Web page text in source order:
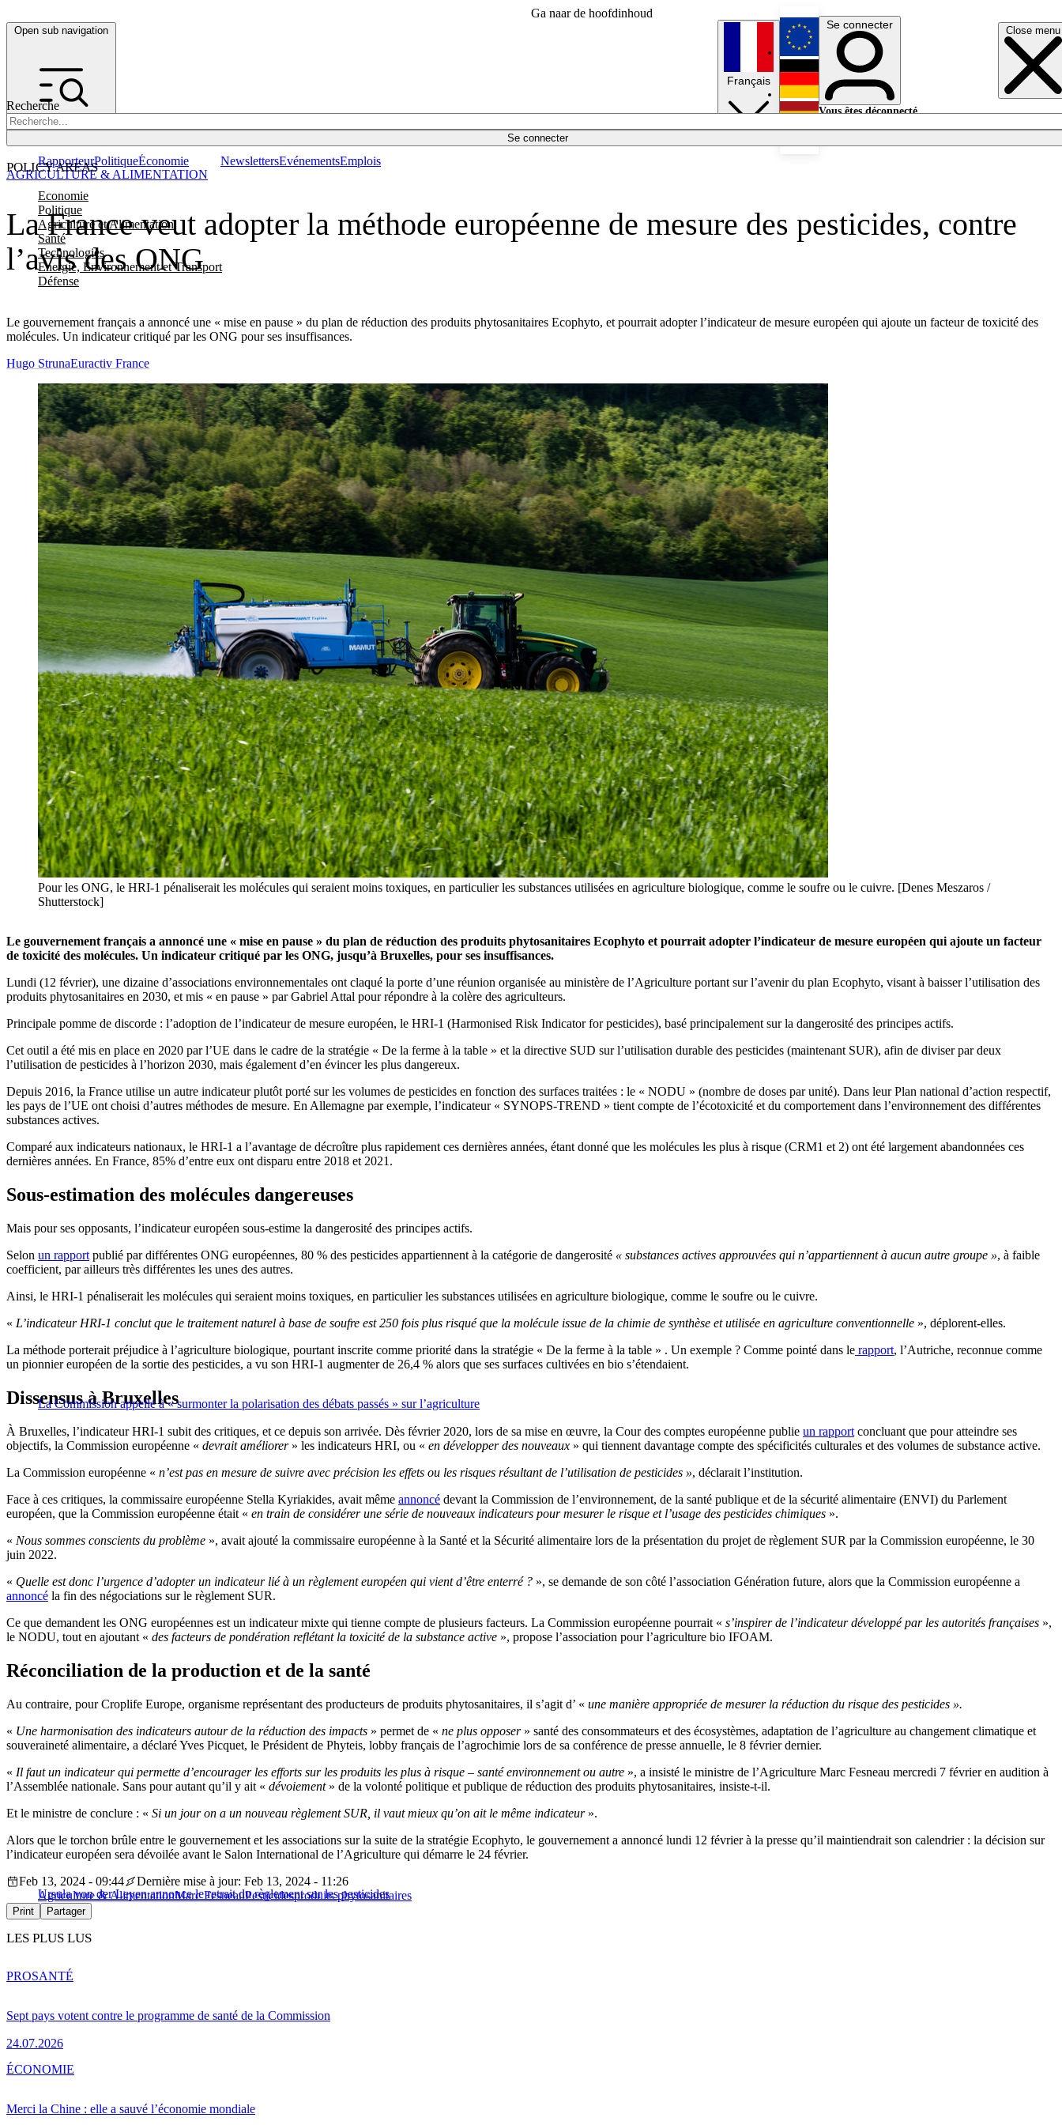
Ga naar de hoofdinhoud
Open sub navigation Close menu
Recherche
Se connecter
POLICY AREAS
Economie
Politique
Agriculture et Alimentation
Santé
Technologies
Energie, Environnement et Transport
Défense
RapporteurPolitiqueÉconomie NewslettersEvénementsEmplois
Français
English
Deutsch
Se connecter
Vous êtes déconnecté.
La France veut adopter la méthode européenne de mesure des pesticides, contre
l’avis des ONG
Le gouvernement français a annoncé une « mise en pause » du plan de réduction des produits phytosanitaires Ecophyto, et pourrait adopter l’indicateur de mesure européen qui ajoute un facteur de toxicité des
molécules. Un indicateur critiqué par les ONG pour ses insuffisances.
AGRICULTURE & ALIMENTATION
Hugo StrunaEuractiv France
Pour les ONG, le HRI-1 pénaliserait les molécules qui seraient moins toxiques, en particulier les substances utilisées en agriculture biologique, comme le soufre ou le cuivre. [Denes Meszaros /
Shutterstock]
Le gouvernement français a annoncé une « mise en pause » du plan de réduction des produits phytosanitaires Ecophyto et pourrait adopter l’indicateur de mesure européen qui ajoute un facteur
de toxicité des molécules. Un indicateur critiqué par les ONG, jusqu’à Bruxelles, pour ses insuffisances.
Lundi (12 février), une dizaine d’associations environnementales ont claqué la porte d’une réunion organisée au ministère de l’Agriculture portant sur l’avenir du plan Ecophyto, visant à baisser l’utilisation des
produits phytosanitaires en 2030, et mis « en pause » par Gabriel Attal pour répondre à la colère des agriculteurs.
Principale pomme de discorde : l’adoption de l’indicateur de mesure européen, le HRI-1 (Harmonised Risk Indicator for pesticides), basé principalement sur la dangerosité des principes actifs.
Cet outil a été mis en place en 2020 par l’UE dans le cadre de la stratégie « De la ferme à la table » et la directive SUD sur l’utilisation durable des pesticides (maintenant SUR), afin de diviser par deux
l’utilisation de pesticides à l’horizon 2030, mais également d’en évincer les plus dangereux.
Depuis 2016, la France utilise un autre indicateur plutôt porté sur les volumes de pesticides en fonction des surfaces traitées : le « NODU » (nombre de doses par unité). Dans leur Plan national d’action respectif,
les pays de l’UE ont choisi d’autres méthodes de mesure. En Allemagne par exemple, l’indicateur « SYNOPS-TREND » tient compte de l’écotoxicité et du comportement dans l’environnement des différentes
substances actives.
Comparé aux indicateurs nationaux, le HRI-1 a l’avantage de décroître plus rapidement ces dernières années, étant donné que les molécules les plus à risque (CRM1 et 2) ont été largement abandonnées ces
dernières années. En France, 85% d’entre eux ont disparu entre 2018 et 2021.
Sous-estimation des molécules dangereuses
Mais pour ses opposants, l’indicateur européen sous-estime la dangerosité des principes actifs.
Selon un rapport publié par différentes ONG européennes, 80 % des pesticides appartiennent à la catégorie de dangerosité « substances actives approuvées qui n’appartiennent à aucun autre groupe », à faible
coefficient, par ailleurs très différentes les unes des autres.
Ainsi, le HRI-1 pénaliserait les molécules qui seraient moins toxiques, en particulier les substances utilisées en agriculture biologique, comme le soufre ou le cuivre.
« L’indicateur HRI-1 conclut que le traitement naturel à base de soufre est 250 fois plus risqué que la molécule issue de la chimie de synthèse et utilisée en agriculture conventionnelle », déplorent-elles.
La méthode porterait préjudice à l’agriculture biologique, pourtant inscrite comme priorité dans la stratégie « De la ferme à la table » . Un exemple ? Comme pointé dans le rapport, l’Autriche, reconnue comme
un pionnier européen de la sortie des pesticides, a vu son HRI-1 augmenter de 26,4 % alors que ses surfaces cultivées en bio s’étendaient.
La Commission appelle à « surmonter la polarisation des débats passés » sur l’agriculture
Dissensus à Bruxelles
À Bruxelles, l’indicateur HRI-1 subit des critiques, et ce depuis son arrivée. Dès février 2020, lors de sa mise en œuvre, la Cour des comptes européenne publie un rapport concluant que pour atteindre ses
objectifs, la Commission européenne « devrait améliorer» les indicateurs HRI, ou « en développer des nouveaux » qui tiennent davantage compte des spécificités culturales et des volumes de substance active.
La Commission européenne « n’est pas en mesure de suivre avec précision les effets ou les risques résultant de l’utilisation de pesticides », déclarait l’institution.
Face à ces critiques, la commissaire européenne Stella Kyriakides, avait même annoncé devant la Commission de l’environnement, de la santé publique et de la sécurité alimentaire (ENVI) du Parlement
européen, que la Commission européenne était « en train de considérer une série de nouveaux indicateurs pour mesurer le risque et l’usage des pesticides chimiques ».
« Nous sommes conscients du problème », avait ajouté la commissaire européenne à la Santé et la Sécurité alimentaire lors de la présentation du projet de règlement SUR par la Commission européenne, le 30
juin 2022.
« Quelle est donc l’urgence d’adopter un indicateur lié à un règlement européen qui vient d’être enterré ? », se demande de son côté l’association Génération future, alors que la Commission européenne a
annoncé la fin des négociations sur le règlement SUR.
Ce que demandent les ONG européennes est un indicateur mixte qui tienne compte de plusieurs facteurs. La Commission européenne pourrait « s’inspirer de l’indicateur développé par les autorités françaises »,
le NODU, tout en ajoutant « des facteurs de pondération reflétant la toxicité de la substance active », propose l’association pour l’agriculture bio IFOAM.
Réconciliation de la production et de la santé
Au contraire, pour Croplife Europe, organisme représentant des producteurs de produits phytosanitaires, il s’agit d’ « une manière appropriée de mesurer la réduction du risque des pesticides ».
« Une harmonisation des indicateurs autour de la réduction des impacts » permet de « ne plus opposer» santé des consommateurs et des écosystèmes, adaptation de l’agriculture au changement climatique et
souveraineté alimentaire, a déclaré Yves Picquet, le Président de Phyteis, lobby français de l’agrochimie lors de sa conférence de presse annuelle, le 8 février dernier.
« Il faut un indicateur qui permette d’encourager les efforts sur les produits les plus à risque – santé environnement ou autre », a insisté le ministre de l’Agriculture Marc Fesneau mercredi 7 février en audition à
l’Assemblée nationale. Sans pour autant qu’il y ait « dévoiement» de la volonté politique et publique de réduction des produits phytosanitaires, insiste-t-il.
Et le ministre de conclure : « Si un jour on a un nouveau règlement SUR, il vaut mieux qu’on ait le même indicateur».
Alors que le torchon brûle entre le gouvernement et les associations sur la suite de la stratégie Ecophyto, le gouvernement a annoncé lundi 12 février à la presse qu’il maintiendrait son calendrier : la décision sur
l’indicateur européen sera dévoilée avant le Salon International de l’Agriculture qui démarre le 24 février.
Ursula von der Leyen annonce le retrait du règlement sur les pesticides
Feb 13, 2024 - 09:44
Dernière mise à jour: Feb 13, 2024 - 11:26
Agriculture & AlimentationMarc FesneauPesticidesproduits phytosanitaires
Print Partager
LES PLUS LUS
Sept pays votent contre le programme de santé de la Commission
24.07.2026
PROSANTÉ
Merci la Chine : elle a sauvé l’économie mondiale
ÉCONOMIE